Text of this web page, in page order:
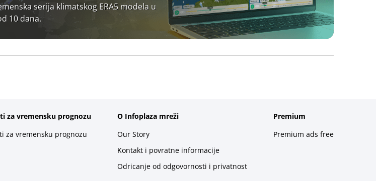
serija klimatskog ERA5 modela u
10 dana.
za vremensku prognozu
za vremensku prognozu
O Infoplaza mreži
Our Story
Kontakt i povratne informacije
Odricanje od odgovornosti i privatnost
Premium
Premium ads free